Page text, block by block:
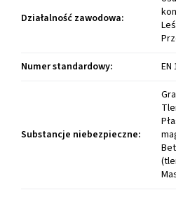
Działalność zawodowa:
Numer standardowy: EN
Substancje niebezpieczne: